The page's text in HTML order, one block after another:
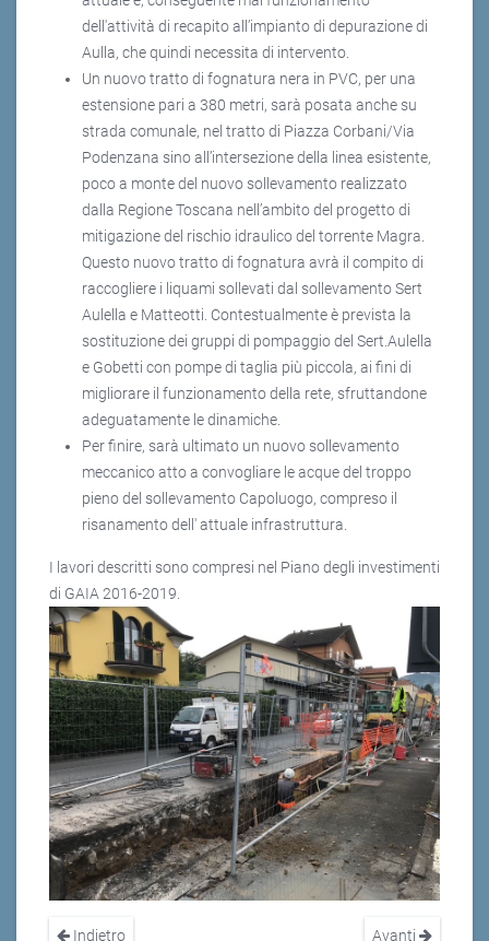
dell'attività di recapito all’impianto di depurazione di
Aulla, che quindi necessita di intervento.
Un nuovo tratto di fognatura nera in PVC, per una
estensione pari a 380 metri, sarà posata anche su
strada comunale, nel tratto di Piazza Corbani/Via
Podenzana sino all’intersezione della linea esistente,
poco a monte del nuovo sollevamento realizzato
dalla Regione Toscana nell’ambito del progetto di
mitigazione del rischio idraulico del torrente Magra.
Questo nuovo tratto di fognatura avrà il compito di
raccogliere i liquami sollevati dal sollevamento Sert
Aulella e Matteotti. Contestualmente è prevista la
sostituzione dei gruppi di pompaggio del Sert.Aulella
e Gobetti con pompe di taglia più piccola, ai fini di
migliorare il funzionamento della rete, sfruttandone
adeguatamente le dinamiche.
Per finire, sarà ultimato un nuovo sollevamento
meccanico atto a convogliare le acque del troppo
pieno del sollevamento Capoluogo, compreso il
risanamento dell' attuale infrastruttura.
I lavori descritti sono compresi nel Piano degli investimenti
di GAIA 2016-2019.
Indietro Avanti